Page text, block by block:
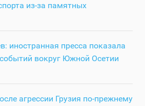
из-за памятных
иностранная пресса показала
вокруг Южной Осетии
агрессии Грузия по-прежнему